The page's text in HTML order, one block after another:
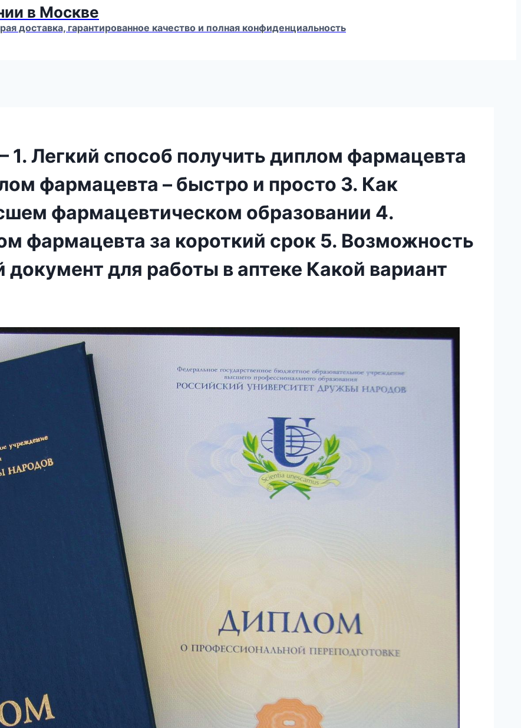
в Москве
доставка, гарантированное качество и полная конфиденциальность
1. Легкий способ получить диплом фармацевта
фармацевта – быстро и просто 3. Как
фармацевтическом образовании 4.
фармацевта за короткий срок 5. Возможность
для работы в аптеке Какой вариант